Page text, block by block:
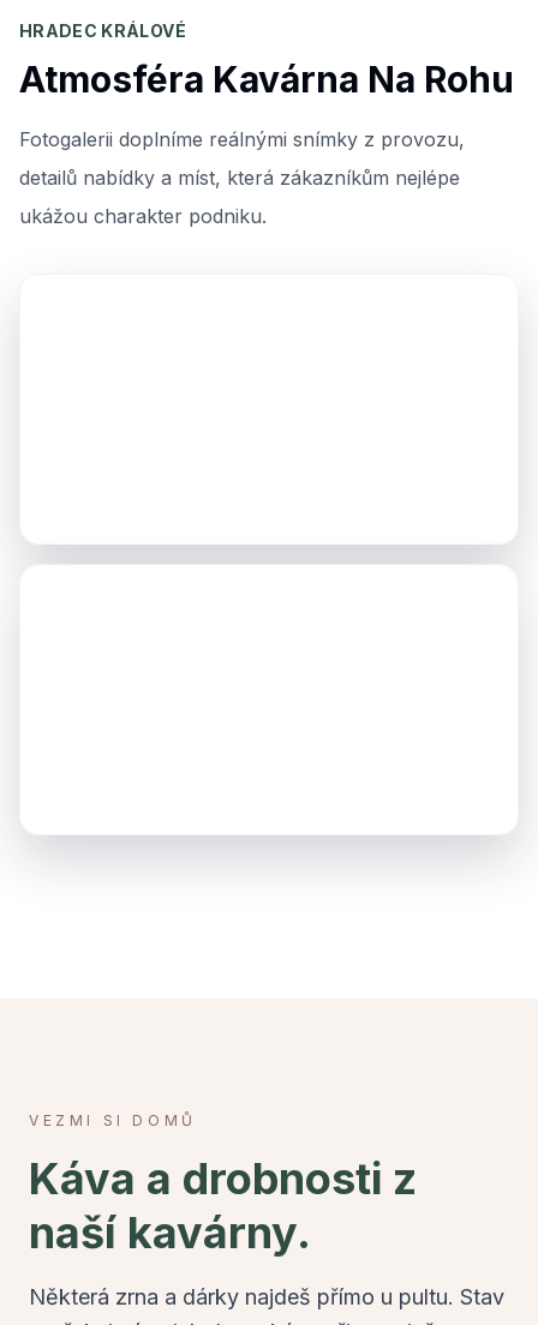
HRADEC KRÁLOVÉ
Atmosféra Kavárna Na Rohu
Fotogalerii doplníme reálnými snímky z provozu,
detailů nabídky a míst, která zákazníkům nejlépe
ukážou charakter podniku.
VEZMI SI DOMŮ
Káva a drobnosti z
naší kavárny.
Některá zrna a dárky najdeš přímo u pultu. Stav